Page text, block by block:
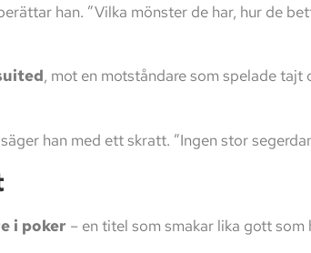
han. ”Vilka mönster de har, hur de
, mot en motståndare som spelade
han med ett skratt. ”Ingen stor
i poker – en titel som smakar lika gott som